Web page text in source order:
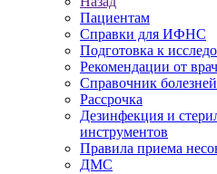
Пациентам
Справки для ИФНС
Подготовка к
Рекомендации от
Справочник болезней
Рассрочка
Дезинфекция и
инструментов
Правила приема
ДМС